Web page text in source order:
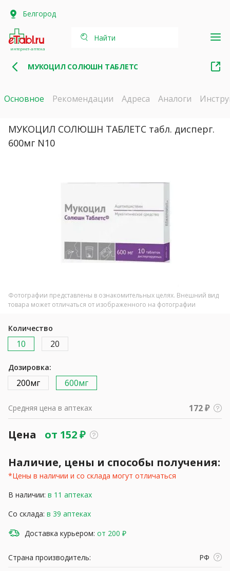
Белгород
интернет-аптека
Найти
МУКОЦИЛ СОЛЮШН ТАБЛЕТС
Основное Рекомендации Адреса Аналоги
МУКОЦИЛ СОЛЮШН ТАБЛЕТС табл. дисперг.
600мг N10
Фотографии представлены в ознакомительных целях. Внешний вид
товара может отличаться от изображенного на фотографии
Количество
10 20
Дозировка:
200мг 600мг
Средняя цена в аптеках 172 ₽
Цена от 152₽
Наличие, цены и способы получения:
*Цены в наличии и со склада могут отличаться
В наличии: в 11 аптеках
Со склада: в 39 аптеках
Доставка курьером: от 200 ₽
Страна производитель:
РФ